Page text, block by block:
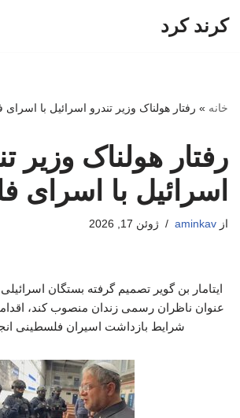
کرند کرد
خانه » رفتار هولناک وزیر تندرو اسرائیل با
رفتار هولناک وزیر
اسرائیل با اسرای
از aminkav ژوئن 17, 2026
ایتامار بن گویر تصمیم گرفته بستگان
عنوان ناظران رسمی زندان منصوب کند،
شرایط بازداشت اسیران فلسطینی